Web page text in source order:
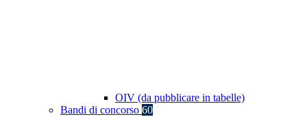
OIV (da pubblicare in tabelle)
Bandi di concorso 60